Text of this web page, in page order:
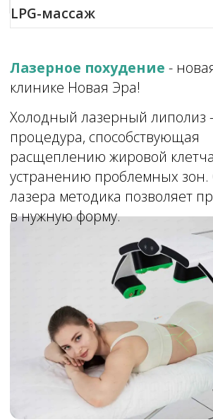
Правильный рацион и спорт могут не дать
нужного эффекта для похудения. Тогда на
выручку приходится призвать методы
диодный липолиз.
Лазерный диодный липолиз не
затрагивает кровеносные сосуды, не
сказывается на системе периферических
нервов или кожных покровах.
Направленные световые лучи
провоцируют распад жировой клетчатки,
высвобождая содержащиеся там воду,
жирные кислоты. Когда они выходят в
межклеточное пространство, клетки
сокращаются. Одновременно с ними
уменьшаются объемы ткани, а продукты
распада в итоге спокойно выходят из
организма естественным образом.
Методика не травматична. Воздействием
направленных световых лучей получается
убрать до 5-7 см объема. Даже после
Сеанс не предусматривает хирургического
вмешательства, безопасен для здоровья и
позволяет добиться устранения
беспокоящих несовершенств.